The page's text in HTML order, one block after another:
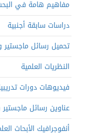
مفاهيم هامة في
دراسات سابقة أجنبية
تحميل رسائل ماجستير
النظريات العلمية
فيديوهات دورات
عناوين رسائل ماجستير
أنفوجرافيك الأبحاث